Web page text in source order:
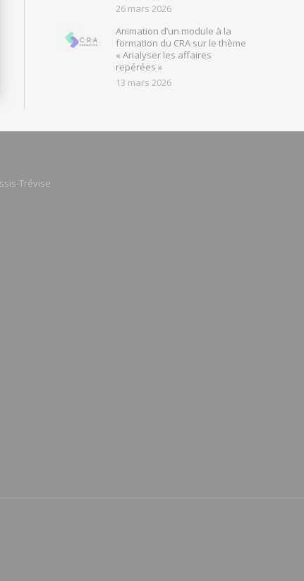
26 mars 2026
Animation d’un module à la
formation du CRA sur le thème
« Analyser les affaires
repérées »
13 mars 2026
Trévise